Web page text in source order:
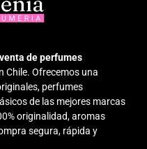
venta de perfumes
Chile. Ofrecemos una
perfumes
de las mejores marcas
originalidad, aromas
segura, rápida y